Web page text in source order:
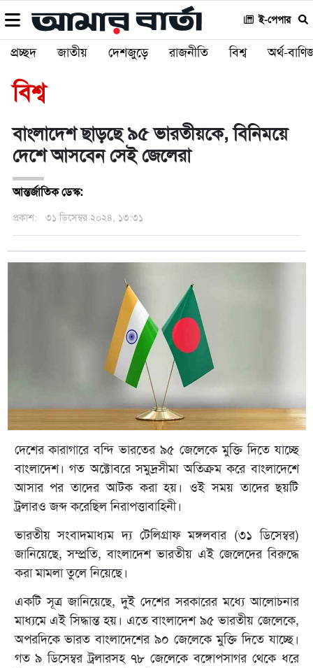
ই-পেপার
প্রচ্ছদ জাতীয় দেশজুড়ে রাজনীতি বিশ্ব অর্থ-
বিশ্ব
বাংলাদেশ ছাড়ছে ৯৫ ভারতীয়কে, বিনিময়ে
দেশে আসবেন সেই জেলেরা
আন্তর্জাতিক ডেস্ক:
প্রকাশ: ৩১ ডিসেম্বর ২০২৪, ১৩:৩১
দেশের কারাগারে বন্দি ভারতের ৯৫ জেলেকে মুক্তি দিতে যাচ্ছে
বাংলাদেশ। গত অক্টোবরে সমুদ্রসীমা অতিক্রম করে বাংলাদেশে
আসার পর তাদের আটক করা হয়। ওই সময় তাদের ছয়টি
ট্রলারও জব্দ করেছিল নিরাপত্তাবাহিনী।
ভারতীয় সংবাদমাধ্যম দ্য টেলিগ্রাফ মঙ্গলবার (৩১ ডিসেম্বর)
জানিয়েছে, সম্প্রতি, বাংলাদেশ ভারতীয় এই জেলেদের বিরুদ্ধে
করা মামলা তুলে নিয়েছে।
একটি সূত্র জানিয়েছে, দুই দেশের সরকারের মধ্যে আলোচনার
মাধ্যমে এই সিদ্ধান্ত হয়। এতে বাংলাদেশ ৯৫ ভারতীয় জেলেকে,
অপরদিকে ভারত বাংলাদেশের ৯০ জেলেকে মুক্তি দিতে যাচ্ছে।
গত ৯ ডিসেম্বর ট্রলারসহ ৭৮ জেলেকে বঙ্গোপসাগর থেকে ধরে